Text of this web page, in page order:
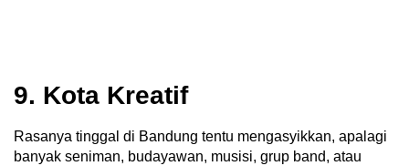
9. Kota Kreatif
Rasanya tinggal di Bandung tentu mengasyikkan, apalagi
banyak seniman, budayawan, musisi, grup band, atau